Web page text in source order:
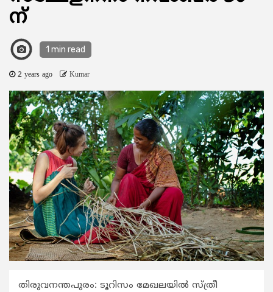
ന്
1 min read
2 years ago Kumar
തിരുവനന്തപുരം: ടൂറിസം മേഖലയില്‍ സ്ത്രീ